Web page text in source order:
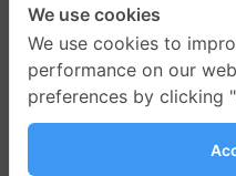
We use cookies
We use cookies to
performance on our
preferences by clicking